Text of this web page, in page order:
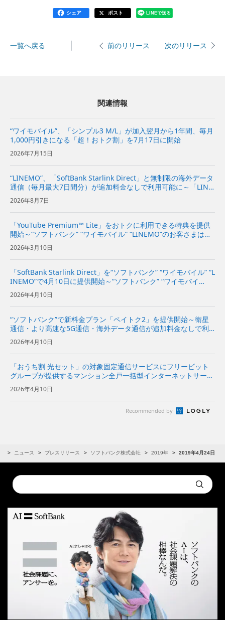
シェア ポスト LINEで送る
一覧へ戻る 前のリリース 次のリリース
関連情報
“ワイモバイル”、「シンプル3 M/L」が加入翌月から1年間、毎月
1,000円引きになる「超！おトク割」を7月17日に開始
2026年7月15日
“LINEMO”、「SoftBank Starlink Direct」と無制限の海外データ
通信（毎月最大7日間分）が追加料金なしで利用可能に～「LINE
MOベストプラン」と「LINEMOベストプランV」が、国内外で
より安心・快適に～ | 企...
2026年8月7日
「YouTube Premium™ Lite」をおトクに利用できる特典を提供
開始～“ソフトバンク” “ワイモバイル” “LINEMO”のお客さまは初
月無料、2カ月目以降は月額料金が1年間最大20％オフで利用可
能～ | 企業・IR | ソフト...
2026年3月10日
「SoftBank Starlink Direct」を“ソフトバンク” “ワイモバイル” “L
INEMO”で4月10日に提供開始～“ソフトバンク” “ワイモバイ
ル”で対象プランをご利用のお客さまは追加料金なしで利用可能
～ | 企業・IR |...
2026年4月10日
“ソフトバンク”で新料金プラン「ペイトク2」を提供開始～衛星
通信・より高速な5G通信・海外データ通信が追加料金なしで利
用でき、経済圏特典の拡充でPayPayポイント付与率が従来プラ
ンの2倍に～
2026年4月10日
「おうち割 光セット」の対象固定通信サービスにフリービット
グループが提供するマンション全戸一括型インターネットサービ
スを追加～居住者の“ソフトバンク”および“ワイモバイル”のスマ
ホ料金が割引に～
2026年4月10日
Recommended by
ニュース プレスリリース ソフトバンク株式会社 2019年 2019年4月24日
Conduct
a
Submit